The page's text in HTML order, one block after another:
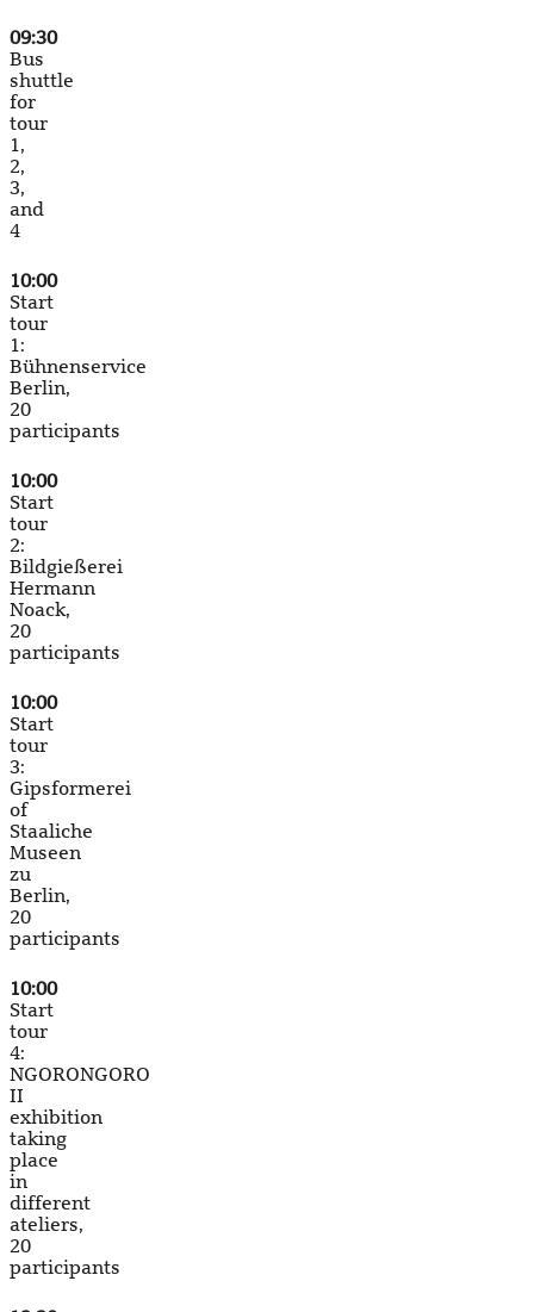
09:30
Bus
shuttle
for
tour
1,
2,
3,
and
4
10:00
Start
tour
1:
Bühnenservice
Berlin,
20
participants
10:00
Start
tour
2:
Bildgießerei
Hermann
Noack,
20
participants
10:00
Start
tour
3:
Gipsformerei
of
Staaliche
Museen
zu
Berlin,
20
participants
10:00
Start
tour
4:
NGORONGORO
II
exhibition
taking
place
in
different
ateliers,
20
participants